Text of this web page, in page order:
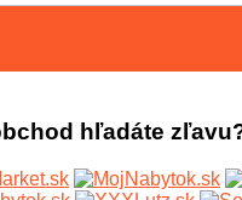
hľadáte